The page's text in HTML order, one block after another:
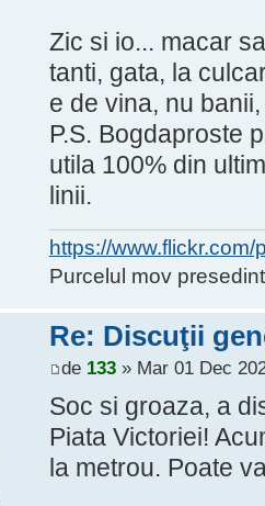
Zic si io... macar
tanti, gata, la
e de vina, nu
P.S. Bogdaproste
utila 100% din
linii.
https://
Purcelul mov
Re: Discuţii
de 133» Mar 01 Dec
Soc si groaza, a
Piata Victoriei!
la metrou. Poate